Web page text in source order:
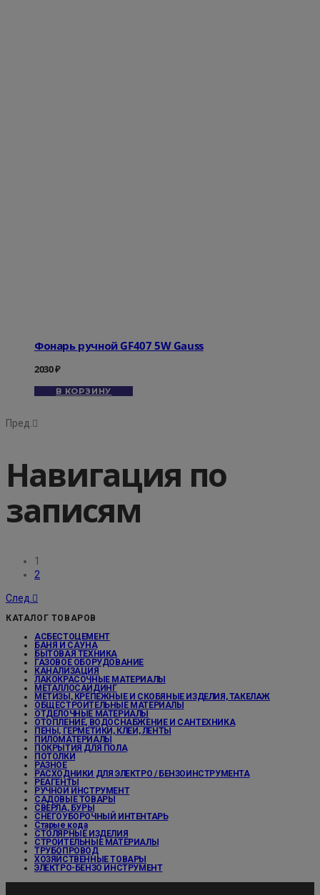
Фонарь ручной GF407 5W Gauss
2030₽
В КОРЗИНУ
Пред.
Навигация по
записям
1
2
След.
КАТАЛОГ ТОВАРОВ
АСБЕСТОЦЕМЕНТ
БАНЯ И САУНА
БЫТОВАЯ ТЕХНИКА
ГАЗОВОЕ ОБОРУДОВАНИЕ
КАНАЛИЗАЦИЯ
ЛАКОКРАСОЧНЫЕ МАТЕРИАЛЫ
МЕТАЛЛОСАЙДИНГ
МЕТИЗЫ, КРЕПЕЖНЫЕ И СКОБЯНЫЕ ИЗДЕЛИЯ, ТАКЕЛАЖ
ОБЩЕСТРОИТЕЛЬНЫЕ МАТЕРИАЛЫ
ОТДЕЛОЧНЫЕ МАТЕРИАЛЫ
ОТОПЛЕНИЕ, ВОДОСНАБЖЕНИЕ И САНТЕХНИКА
ПЕНЫ, ГЕРМЕТИКИ, КЛЕИ, ЛЕНТЫ
ПИЛОМАТЕРИАЛЫ
ПОКРЫТИЯ ДЛЯ ПОЛА
ПОТОЛКИ
РАЗНОЕ
РАСХОДНИКИ ДЛЯ ЭЛЕКТРО / БЕНЗОИНСТРУМЕНТА
РЕАГЕНТЫ
РУЧНОЙ ИНСТРУМЕНТ
САДОВЫЕ ТОВАРЫ
СВЕРЛА, БУРЫ
СНЕГОУБОРОЧНЫЙ ИНТЕНТАРЬ
Старые кода
СТОЛЯРНЫЕ ИЗДЕЛИЯ
СТРОИТЕЛЬНЫЕ МАТЕРИАЛЫ
ТРУБОПРОВОД
ХОЗЯЙСТВЕННЫЕ ТОВАРЫ
ЭЛЕКТРО-БЕНЗО ИНСТРУМЕНТ